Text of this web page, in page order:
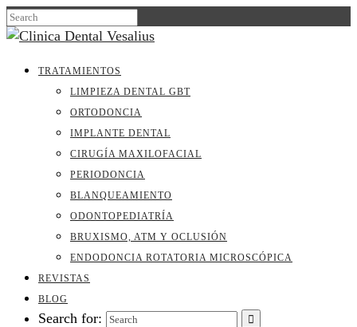
TRATAMIENTOS
LIMPIEZA DENTAL GBT
ORTODONCIA
IMPLANTE DENTAL
CIRUGÍA MAXILOFACIAL
PERIODONCIA
BLANQUEAMIENTO
ODONTOPEDIATRÍA
BRUXISMO, ATM Y OCLUSIÓN
ENDODONCIA ROTATORIA MICROSCÓPICA
REVISTAS
BLOG
Search for: